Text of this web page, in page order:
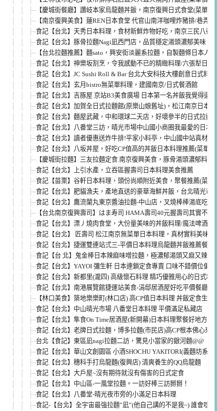
【慶城街餐廳】讚岐本家烏龍麵丼飯，南京復興日式食堂(菜單價
【南京復興美食】蓮REN日本食堂 代官山南洋咖哩炸豬排/巷弄
食記【台北】天秀日本料理，食材新鮮炸物好吃，南京三民八德
食記【台北】豚骨拉麵Nagi凪西門店，品質穩定湯頭濃郁美味
【台北拉麵推薦】麵sato，興安街淡麗系拉麵，自製麵條日本人
食記【台北】神樂坂割烹，令我感動不已的精緻料理/六張犁日本
食記【台北】JC Sushi Roll & Bar 台北大安科技大樓創意日式料理
食記【台北】玄月bistro無菜單料理，建國南京/日式餐酒館
食記【台北】吉豚屋 京站B3美食廣場 日本第一名丼飯我覺得還
食記【台北】加賀全日式拉麵館(原樂山娘舊址)，松江南京日本
食記【台北】麵屋武藏，中和環球二天店，好壞參半的日式拉麵(
食記【台北】八番堂三訪，晴光市場中山國小商圈我最愛的日本
食記【台北】讀者優惠送炸牛排!平家小料亭，中山國中站真材實
食記【台北】八坂丼屋，好吃CP值高的丼飯日本料理推薦(菜單
【慶城街拉麵】三友拉麵定食.南京復興美食，豚骨湯頭濃郁料有
食記【台北】上引水產，立吞區握壽司日本料理美食推薦
食記【苗栗】谷軒日本料理，頭份尚順附近美食，聚餐推薦(菜單
食記【台北】肥貓漁夫，產地直送的豪華海鮮丼飯，台北晴光市
食記【台北】鷹流蘭丸東京醬油拉麵-中山店，叉燒棒棒湯底吃不
【台北南京復興壽司】はま寿司 HAMA壽司40元握壽司其實不平
食記【台北】漂丿燒肉食堂，大份量美味的丼飯料理/魔法啤酒，
食記【台北】 匠壽司 松江南京無菜單日本料理，真材實料美味到
食記【台北】捷運雙連站弍三-平價日本料理烏龍麵丼飯推薦餐廳(
食記【台 北】鬼金棒日本辣麻味噌拉麵，極濃郁湯頭又麻又辣，
食記【台北】YAYOI 彌生軒 日本連鎖定食專賣 口味不錯價位偏
食記【台北】新都里(瀧四) 高級懷石料理 精巧優雅用心的日式料
食記【台北】南港展覽館捷運站美食-涓邸居酒屋好吃平價餐廳推
【林口美食】築地樂樂町(林口店) 高CP值日本料理 丼飯定食生魚
食記【台北】中山晴光市場 八番堂日本料理 平價滿足私藏店
食記【台北】隼食On Time居酒屋(新開幕)日本料理聚餐好地方
食記【台北】老牌日式拉麵，博多拉麵(市民店)高CP根本佛心來的
台北【食記】東區凪nagi拉麵二訪，驚見小當家的銀河麵@@
食記【台北】華山文創園區 小酒SHOCHU YAKITORI(義麵坊系列
食記【台北】穗科手打烏龍麵(復興店) 清爽養生的QQ烏龍麵
食記【台北】大戶屋~沒有期待就沒有傷害的日式定食
食記【台北】中山區-一風堂拉麵。一訪好棒三訪掰掰！
食記【台北】八番堂-晴光夜市旁的小滿足日本料理
食記-【台北】全宇宙最強拉麵”凪”(他自己講的不是我~) 誰會唸